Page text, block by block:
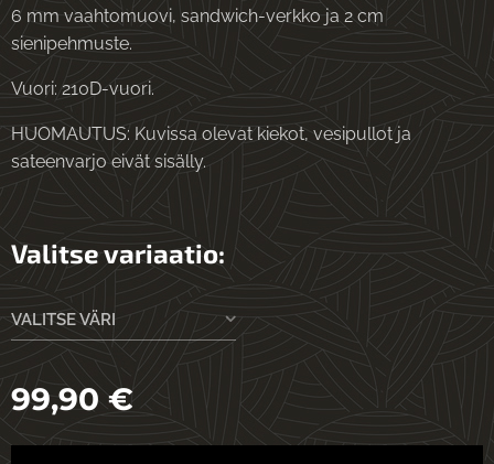
6 mm vaahtomuovi, sandwich-verkko ja 2 cm
sienipehmuste.
Vuori: 210D-vuori.
HUOMAUTUS: Kuvissa olevat kiekot, vesipullot ja
sateenvarjo eivät sisälly.
Valitse variaatio:
VALITSE VÄRI
99,90€